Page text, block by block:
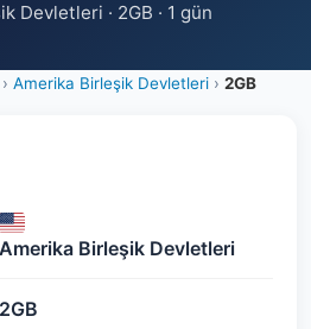
Devletleri · 2GB · 1 gün
› Amerika Birleşik Devletleri › 2GB
Amerika Birleşik Devletleri
2GB